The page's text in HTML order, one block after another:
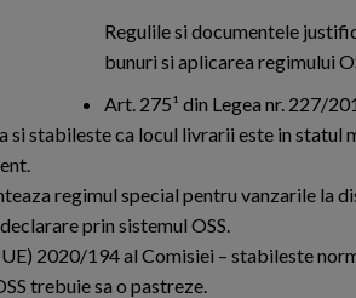
Regulile si documentele
bunuri si aplicarea regimului
Art. 275¹ din Legea nr. 227/
stabileste ca locul livrarii este in statul
regimul special pentru vanzarile la
prin sistemul OSS.
2020/194 al Comisiei – stabileste
trebuie sa o pastreze.